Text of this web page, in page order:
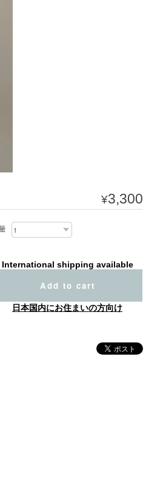
¥3,300
International shipping available
Add to cart
日本国内にお住まいの方向け